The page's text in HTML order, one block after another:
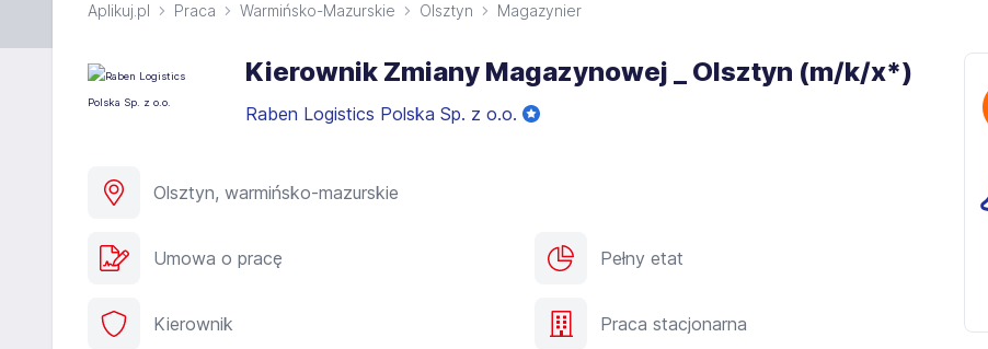
Aplikuj.pl Praca Warmińsko-Mazurskie Olsztyn Magazynier
Kierownik Zmiany Magazynowej _ Olsztyn (m/k/x*)
Raben Logistics Polska Sp. z o.o.
Olsztyn, warmińsko-mazurskie
Umowa o pracę Pełny etat
Kierownik Praca stacjonarna